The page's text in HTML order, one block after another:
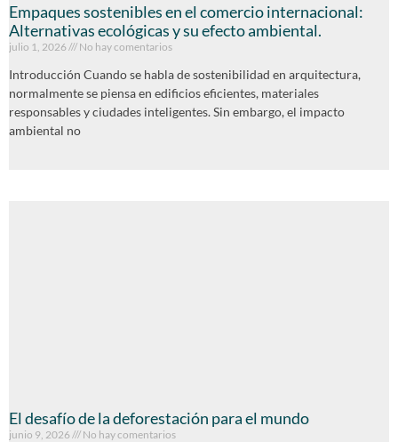
Empaques sostenibles en el comercio internacional:
Alternativas ecológicas y su efecto ambiental.
julio 1, 2026 No hay comentarios
Introducción Cuando se habla de sostenibilidad en arquitectura,
normalmente se piensa en edificios eficientes, materiales
responsables y ciudades inteligentes. Sin embargo, el impacto
ambiental no
El desafío de la deforestación para el mundo
junio 9, 2026 No hay comentarios